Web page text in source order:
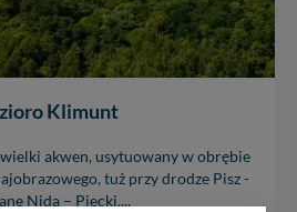
Klimunt
akwen, usytuowany w obrębie
tuż przy drodze Pisz -
Nida – Piecki....